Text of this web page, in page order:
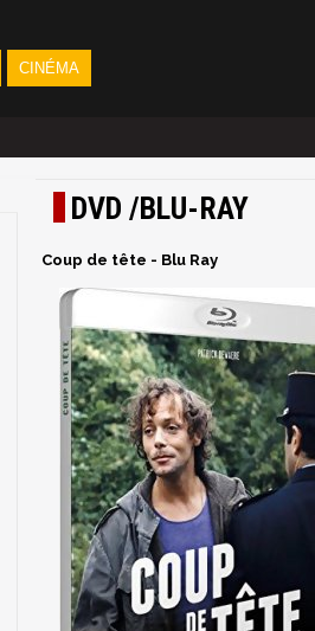
CINÉMA
DVD /BLU-RAY
Coup de tête - Blu Ray